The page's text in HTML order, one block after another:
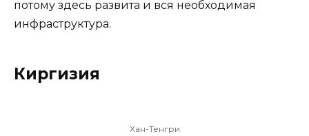
потому здесь развита и вся необходимая
инфраструктура.
Киргизия
Хан-Тенгри